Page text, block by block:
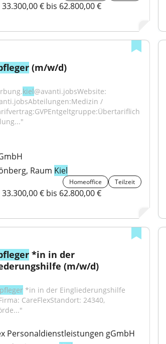
€ bis 62.800,00 €
(m/w/d)
kiel@avanti.jobsWebsite:
/
Raum Kiel
Homeoffice Teilzeit
€ bis 62.800,00 €
*in in der
(m/w/d)
*in in der Eingliederungshilfe
CareFlexStandort: 24340,
Personaldienstleistungen gGmbH